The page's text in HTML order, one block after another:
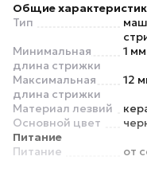
Общие
Тип
Минимальная
длина стрижки
1 мм
Максимальная
длина стрижки
12
Материал лезвий
Основной цвет
Питание
Питание
от